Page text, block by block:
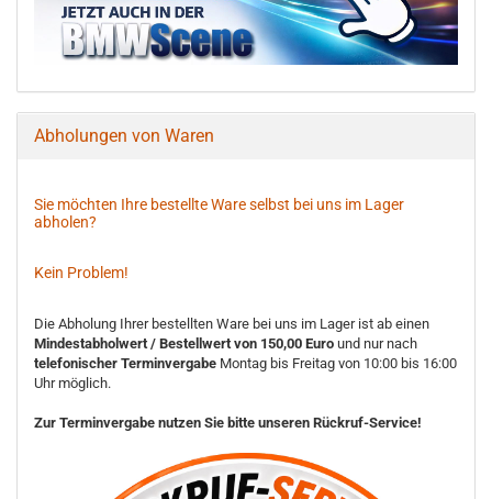
Abholungen von Waren
Sie möchten Ihre bestellte Ware selbst bei uns im Lager
abholen?
Kein Problem!
Die Abholung Ihrer bestellten Ware bei uns im Lager ist ab einen
Mindestabholwert / Bestellwert von 150,00 Euro und nur nach
telefonischer Terminvergabe Montag bis Freitag von 10:00 bis 16:00
Uhr möglich.
Zur Terminvergabe nutzen Sie bitte unseren Rückruf-Service!